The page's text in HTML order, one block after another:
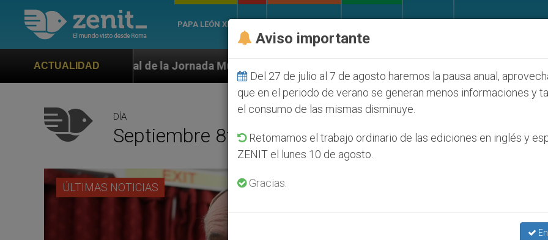
PAPA LEÓN XIV
ACTUALIDAD
la Jornada Mundial de la Juventud Seúl 2027 ONU se pronuncia ante caso de obispo católico
DÍA
Septiembre 8th, 2022
ÚLTIMAS NOTICIAS
Aviso importante
Del 27 de julio al 7 de agosto haremos la pausa anual,
que en el periodo de verano se generan menos informaciones y
el consumo de las mismas disminuye.
Retomamos el trabajo ordinario de las ediciones en inglés y
ZENIT el lunes 10 de agosto.
Gracias.